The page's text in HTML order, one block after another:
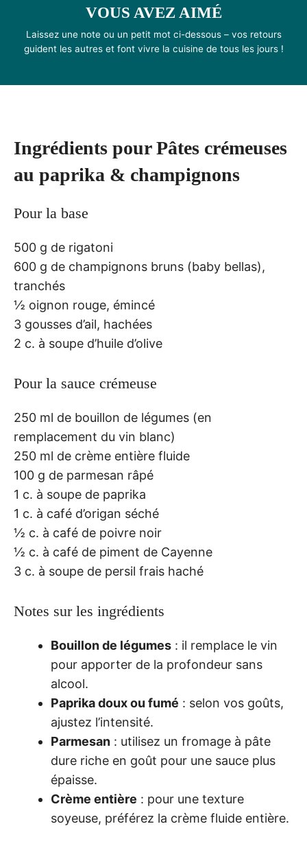
VOUS AVEZ AIMÉ
Laissez une note ou un petit mot ci-dessous – vos retours
guident les autres et font vivre la cuisine de tous les jours !
Ingrédients pour Pâtes crémeuses
au paprika & champignons
Pour la base
500 g de rigatoni
600 g de champignons bruns (baby bellas),
tranchés
½ oignon rouge, émincé
3 gousses d’ail, hachées
2 c. à soupe d’huile d’olive
Pour la sauce crémeuse
250 ml de bouillon de légumes (en
remplacement du vin blanc)
250 ml de crème entière fluide
100 g de parmesan râpé
1 c. à soupe de paprika
1 c. à café d’origan séché
½ c. à café de poivre noir
½ c. à café de piment de Cayenne
3 c. à soupe de persil frais haché
Notes sur les ingrédients
Bouillon de légumes : il remplace le vin
pour apporter de la profondeur sans
alcool.
Paprika doux ou fumé : selon vos goûts,
ajustez l’intensité.
Parmesan : utilisez un fromage à pâte
dure riche en goût pour une sauce plus
épaisse.
Crème entière : pour une texture
soyeuse, préférez la crème fluide entière.